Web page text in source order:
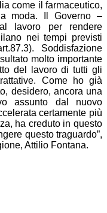
come il farmaceutico,
moda. Il Governo –
lavoro per rendere
nei tempi previsti
Soddisfazione
molto importante
del lavoro di tutti gli
Come ho già
desidero, ancora una
assunto dal nuovo
certamente più
ha creduto in questo
questo traguardo”,
Attilio Fontana.